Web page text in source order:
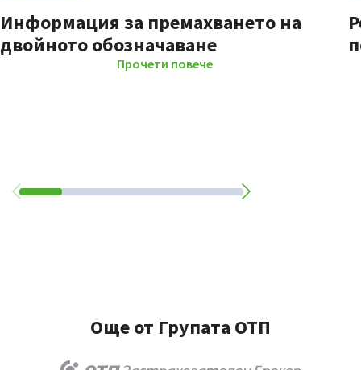
Информация за премахването на
двойното обозначаване
Прочети повече
Още от Групата ОТП